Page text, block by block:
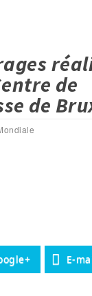
de
de
E-